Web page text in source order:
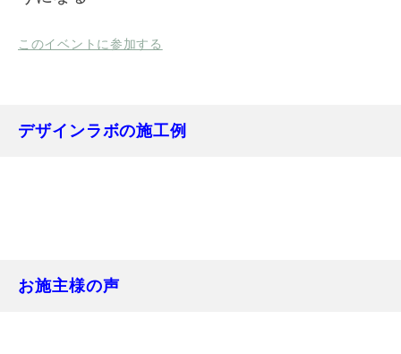
このイベントに参加する
デザインラボの施工例
お施主様の声